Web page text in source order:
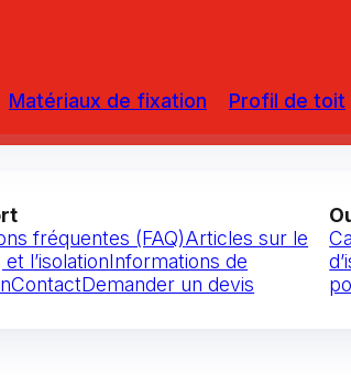
Matériaux de fixation Profil de toit
fréquentes (FAQ)Articles sur le
l’isolationInformations de
ContactDemander un devis